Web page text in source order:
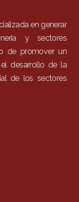
en generar
y sectores
de promover un
desarrollo de la
de los sectores